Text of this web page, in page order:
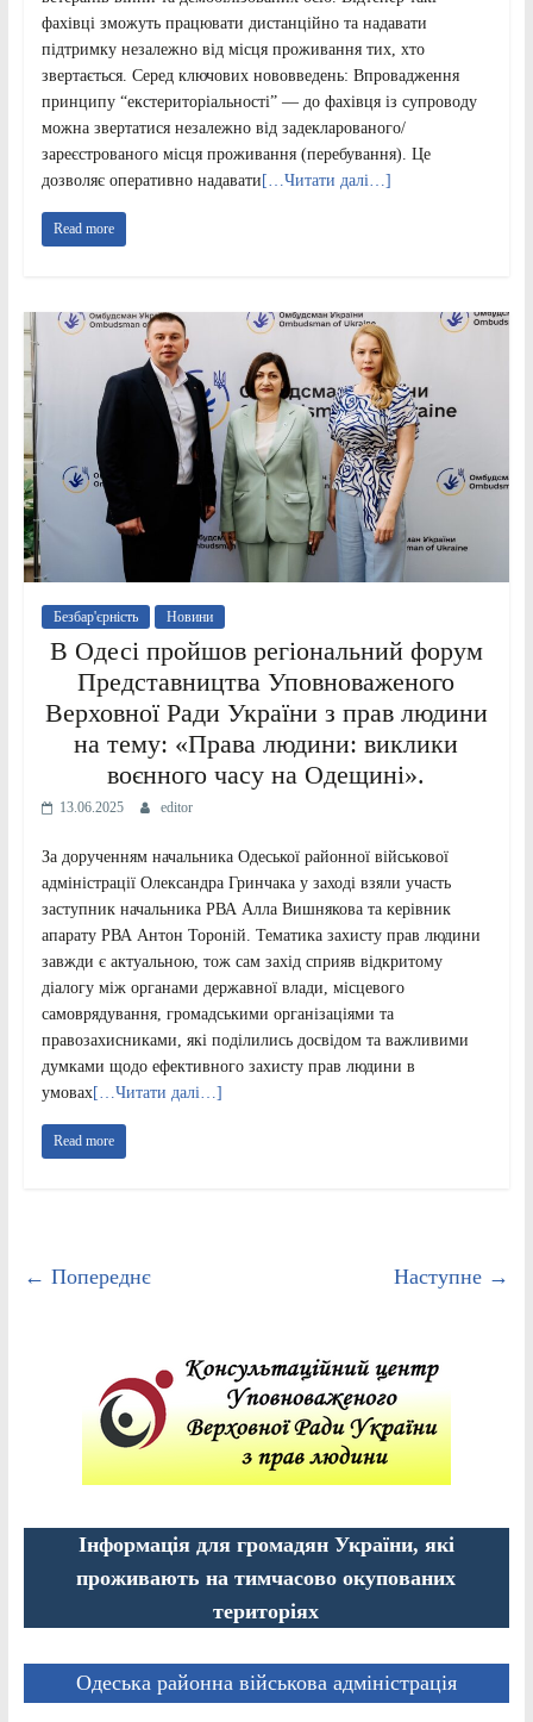
фахівці зможуть працювати дистанційно та надавати
підтримку незалежно від місця проживання тих, хто
звертається. Серед ключових нововведень: Впровадження
принципу “екстериторіальності” — до фахівця із супроводу
можна звертатися незалежно від задекларованого/
зареєстрованого місця проживання (перебування). Це
дозволяє оперативно надавати […Читати далі…]
Read more
Безбар'єрність Новини
В Одесі пройшов регіональний форум
Представництва Уповноваженого
Верховної Ради України з прав людини
на тему: «Права людини: виклики
воєнного часу на Одещині».
13.06.2025 editor
За дорученням начальника Одеської районної військової
адміністрації Олександра Гринчака у заході взяли участь
заступник начальника РВА Алла Вишнякова та керівник
апарату РВА Антон Тороній. Тематика захисту прав людини
завжди є актуальною, тож сам захід сприяв відкритому
діалогу між органами державної влади, місцевого
самоврядування, громадськими організаціями та
правозахисниками, які поділились досвідом та важливими
думками щодо ефективного захисту прав людини в
умовах[…Читати далі…]
Read more
← Попереднє Наступне →
Інформація для громадян України, які
проживають на тимчасово окупованих
територіях
Одеська районна військова адміністрація